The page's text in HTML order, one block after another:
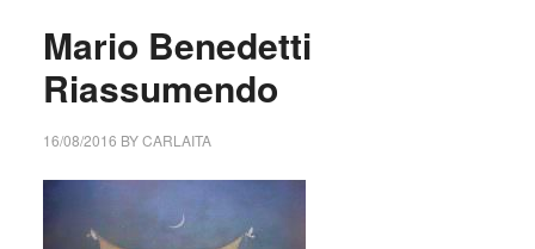
Mario Benedetti
Riassumendo
16/08/2016 BYCARLAITA